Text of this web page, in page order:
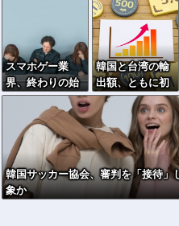
接近、見つけた
空港職員が蹴り
落とす…高性能
プラスチック爆
弾搭載！
スマホゲー業
界、終わりの始
まり…倒産件数
が過去最多ペー
ス「数億円かけ
ても爆ﾀﾋ」
韓国と台湾の輸
出額、ともに初
の日本超え →AI
特需の恩恵で差
韓国サッカー協会、審判を「接待
象か